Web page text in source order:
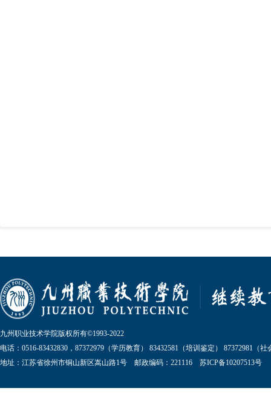
九州职业技术学院版权所有©1993-2022
电话：0516-83432830，87372979（学历教育） 83432581（培训鉴定） 87372981（社
地址：江苏省徐州市铜山新区嵩山路1号 邮政编码：221116 苏ICP备10207513号